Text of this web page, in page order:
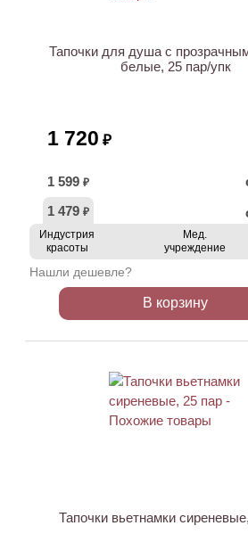
Тапочки для душа с
белые, 25 пар/упк
1 720 ₽
1 599 ₽
1 479 ₽
Индустрия
красоты
Мед.
учреждение
Нашли дешевле?
В корзину
Тапочки вьетнамки